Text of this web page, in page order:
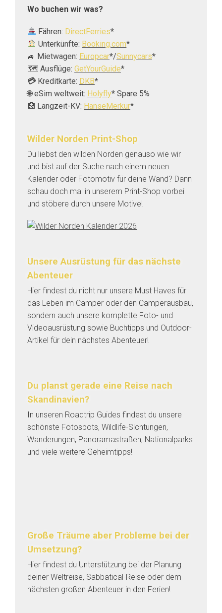
Wo buchen wir was?
Fähren: DirectFerries*
Unterkünfte: Booking.com*
🚙 Mietwagen: Europcar*/Sunnycars*
🗺️ Ausflüge: GetYourGuide*
💳Kreditkarte: DKB*
🌐 eSim weltweit: Holyfly* Spare 5%
🏥 Langzeit-KV: HanseMerkur*
Wilder Norden Print-Shop
Du liebst den wilden Norden genauso wie wir
und bist auf der Suche nach einem neuen
Kalender oder Fotomotiv für deine Wand? Dann
schau doch mal in unserem Print-Shop vorbei
und stöbere durch unsere Motive!
Unsere Ausrüstung für das nächste
Abenteuer
Hier findest du nicht nur unsere Must Haves für
das Leben im Camper oder den Camperausbau,
sondern auch unsere komplette Foto- und
Videoausrüstung sowie Buchtipps und Outdoor-
Artikel für dein nächstes Abenteuer!
Du planst gerade eine Reise nach
Skandinavien?
In unseren Roadtrip Guides findest du unsere
schönste Fotospots, Wildlife-Sichtungen,
Wanderungen, Panoramastraßen, Nationalparks
und viele weitere Geheimtipps!
Große Träume aber Probleme bei der
Umsetzung?
Hier findest du Unterstützung bei der Planung
deiner Weltreise, Sabbatical-Reise oder dem
nächsten großen Abenteuer in den Ferien!